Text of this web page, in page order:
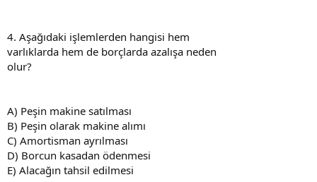
4. Aşağıdaki işlemlerden hangisi hem
varlıklarda hem de borçlarda azalışa neden
olur?
A) Peşin makine satılması
B) Peşin olarak makine alımı
C) Amortisman ayrılması
D) Borcun kasadan ödenmesi
E) Alacağın tahsil edilmesi